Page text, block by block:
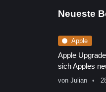
Neueste
Apple
Apple
sich Apples
von Julian